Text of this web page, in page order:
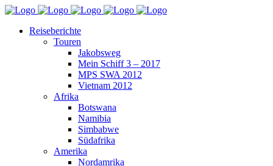
Reiseberichte
Touren
Jakobsweg
Mein Schiff 3 – 2017
MPS SWA 2012
Vietnam 2012
Afrika
Botswana
Namibia
Simbabwe
Südafrika
Amerika
Nordamrika